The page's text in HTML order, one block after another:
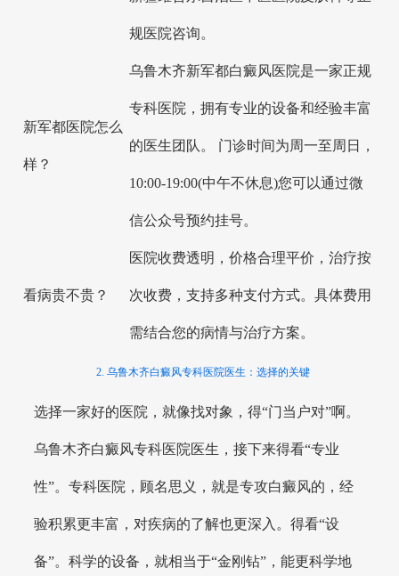
规医院咨询。
新军都医院怎么
样？
乌鲁木齐新军都白癜风医院是一家正规
专科医院，拥有专业的设备和经验丰富
的医生团队。 门诊时间为周一至周日，
10:00-19:00(中午不休息)您可以通过微
信公众号预约挂号。
看病贵不贵？
医院收费透明，价格合理平价，治疗按
次收费，支持多种支付方式。具体费用
需结合您的病情与治疗方案。
2. 乌鲁木齐白癜风专科医院医生：选择的关键
选择一家好的医院，就像找对象，得“门当户对”啊。
乌鲁木齐白癜风专科医院医生，接下来得看“专业
性”。专科医院，顾名思义，就是专攻白癜风的，经
验积累更丰富，对疾病的了解也更深入。得看“设
备”。科学的设备，就相当于“金刚钻”，能更科学地